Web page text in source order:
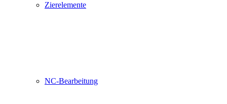
Zierelemente
NC-Bearbeitung